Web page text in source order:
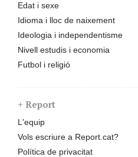
Edat i sexe
Idioma i lloc de naixement
Ideologia i independentisme
Nivell estudis i economia
Futbol i religió
+ Report
L'equip
Vols escriure a Report.cat?
Política de privacitat